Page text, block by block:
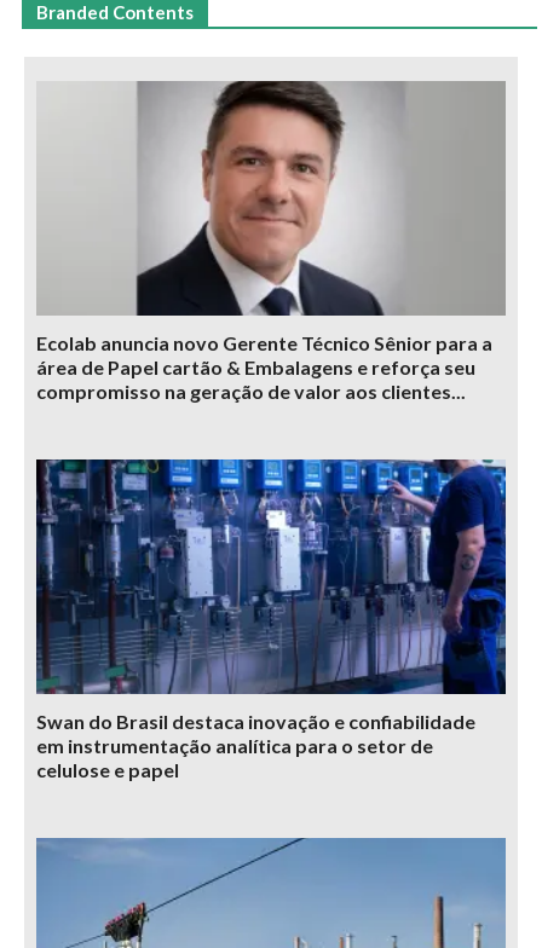
Branded Contents
Ecolab anuncia novo Gerente Técnico Sênior para a
área de Papel cartão & Embalagens e reforça seu
compromisso na geração de valor aos clientes...
Swan do Brasil destaca inovação e confiabilidade
em instrumentação analítica para o setor de
celulose e papel